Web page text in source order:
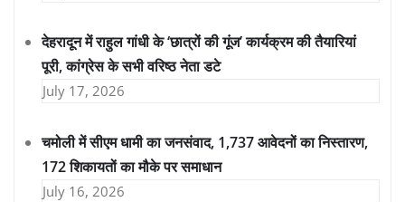
देहरादून में राहुल गांधी के ‘छात्रों की गूंज’ कार्यक्रम की तैयारियां
पूरी, कांग्रेस के सभी वरिष्ठ नेता डटे
July 17, 2026
चमोली में सीएम धामी का जनसंवाद, 1,737 आवेदनों का निस्तारण,
172 शिकायतों का मौके पर समाधान
July 16, 2026